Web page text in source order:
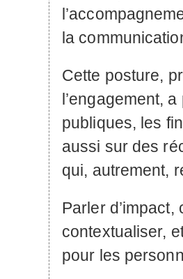
la
Cette posture,
l’engagement,
publiques, les
aussi sur des
qui, autrement,
Parler d’impact,
contextualiser,
pour les